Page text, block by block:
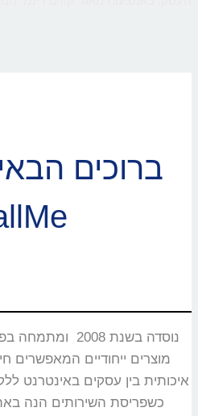
ברוכים
מוצרים ייחודיים המאפשרים
איכותית בין עסקים באינטרנט
כשפריסת השירותים הנה